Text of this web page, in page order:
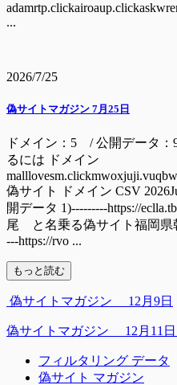
...
2026/7/25
偽サイトマガジン 7月25日
ドメイン：5 / 公開データ
るには ドメイン
偽サイト ドメイン CSV
開データ 1)---------https://
尾 と名乗る偽サイト福岡県
---https://rvo ...
もっと読む
偽サイトマガジン 12月9日
偽サイトマガジン 12月11日
フィルタリング データ
偽サイト マガジン